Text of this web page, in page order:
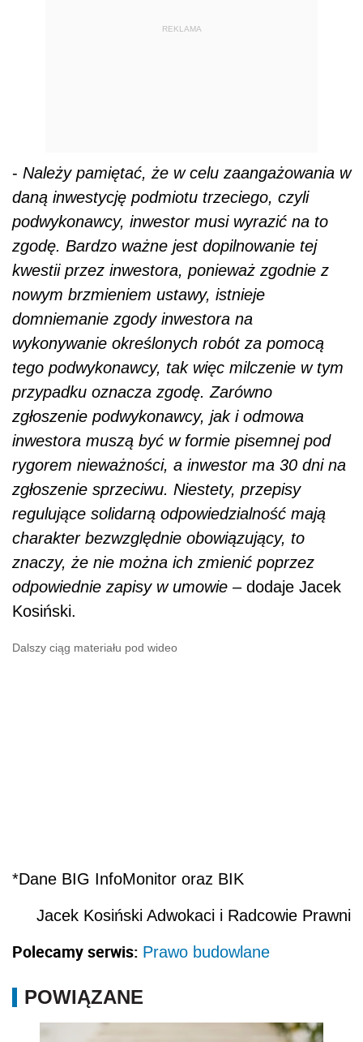
REKLAMA
- Należy pamiętać, że w celu zaangażowania w
daną inwestycję podmiotu trzeciego, czyli
podwykonawcy, inwestor musi wyrazić na to
zgodę. Bardzo ważne jest dopilnowanie tej
kwestii przez inwestora, ponieważ zgodnie z
nowym brzmieniem ustawy, istnieje
domniemanie zgody inwestora na
wykonywanie określonych robót za pomocą
tego podwykonawcy, tak więc milczenie w tym
przypadku oznacza zgodę. Zarówno
zgłoszenie podwykonawcy, jak i odmowa
inwestora muszą być w formie pisemnej pod
rygorem nieważności, a inwestor ma 30 dni na
zgłoszenie sprzeciwu. Niestety, przepisy
regulujące solidarną odpowiedzialność mają
charakter bezwzględnie obowiązujący, to
znaczy, że nie można ich zmienić poprzez
odpowiednie zapisy w umowie – dodaje Jacek
Kosiński.
Dalszy ciąg materiału pod wideo
*Dane BIG InfoMonitor oraz BIK
Jacek Kosiński Adwokaci i Radcowie Prawni
Polecamy serwis: Prawo budowlane
POWIĄZANE